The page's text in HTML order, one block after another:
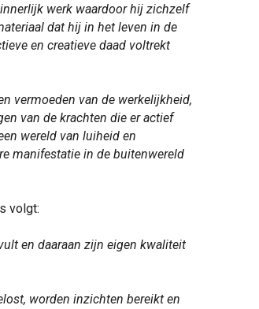
werk waardoor hij zichzelf
dat hij in het leven in de
en creatieve daad voltrekt
vermoeden van de werkelijkheid,
van de krachten die er actief
wereld van luiheid en
manifestatie in de buitenwereld
volgt:
en daaraan zijn eigen kwaliteit
worden inzichten bereikt en